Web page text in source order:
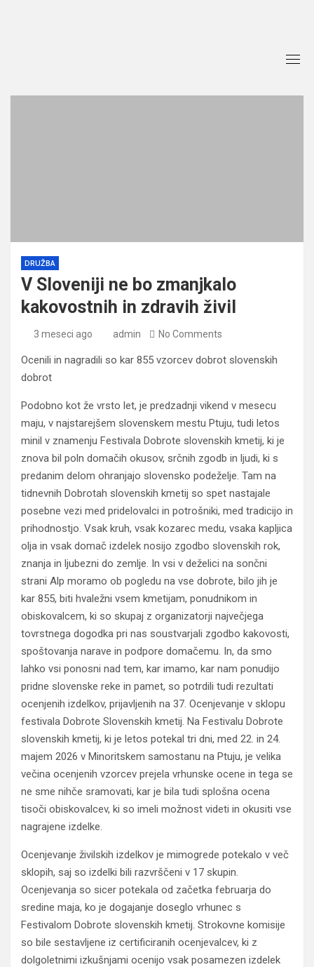
DRUŽBA
V Sloveniji ne bo zmanjkalo
kakovostnih in zdravih živil
3 meseci ago admin No Comments
Ocenili in nagradili so kar 855 vzorcev dobrot slovenskih
dobrot
Podobno kot že vrsto let, je predzadnji vikend v mesecu
maju, v najstarejšem slovenskem mestu Ptuju, tudi letos
minil v znamenju Festivala Dobrote slovenskih kmetij, ki je
znova bil poln domačih okusov, srčnih zgodb in ljudi, ki s
predanim delom ohranjajo slovensko podeželje. Tam na
tidnevnih Dobrotah slovenskih kmetij so spet nastajale
posebne vezi med pridelovalci in potrošniki, med tradicijo in
prihodnostjo. Vsak kruh, vsak kozarec medu, vsaka kapljica
olja in vsak domač izdelek nosijo zgodbo slovenskih rok,
znanja in ljubezni do zemlje. In vsi v deželici na sončni
strani Alp moramo ob pogledu na vse dobrote, bilo jih je
kar 855, biti hvaležni vsem kmetijam, ponudnikom in
obiskovalcem, ki so skupaj z organizatorji največjega
tovrstnega dogodka pri nas soustvarjali zgodbo kakovosti,
spoštovanja narave in podpore domačemu. In, da smo
lahko vsi ponosni nad tem, kar imamo, kar nam ponudijo
pridne slovenske reke in pamet, so potrdili tudi rezultati
ocenjenih izdelkov, prijavljenih na 37. Ocenjevanje v sklopu
festivala Dobrote Slovenskih kmetij. Na Festivalu Dobrote
slovenskih kmetij, ki je letos potekal tri dni, med 22. in 24.
majem 2026 v Minoritskem samostanu na Ptuju, je velika
večina ocenjenih vzorcev prejela vrhunske ocene in tega se
ne sme nihče sramovati, kar je bila tudi splošna ocena
tisoči obiskovalcev, ki so imeli možnost videti in okusiti vse
nagrajene izdelke.
Ocenjevanje živilskih izdelkov je mimogrede potekalo v več
sklopih, saj so izdelki bili razvrščeni v 17 skupin.
Ocenjevanja so sicer potekala od začetka februarja do
sredine maja, ko je dogajanje doseglo vrhunec s
Festivalom Dobrote slovenskih kmetij. Strokovne komisije
so bile sestavljene iz certificiranih ocenjevalcev, ki z
dolgoletnimi izkušnjami ocenijo vsak posamezen izdelek